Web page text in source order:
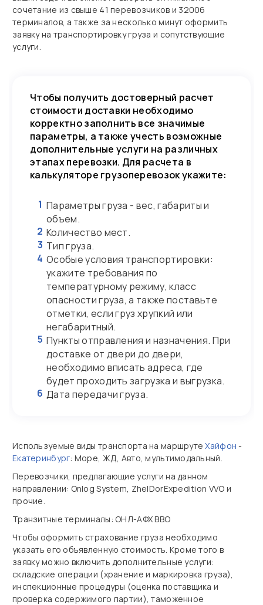
сочетание из свыше 41 перевозчиков и 32006
терминалов, а также за несколько минут оформить
заявку на транспортировку груза и сопутствующие
услуги.
Чтобы получить достоверный расчет
стоимости доставки необходимо
корректно заполнить все значимые
параметры, а также учесть возможные
дополнительные услуги на различных
этапах перевозки. Для расчета в
калькуляторе грузоперевозок укажите:
1 Параметры груза - вес, габариты и
объем.
2 Количество мест.
3 Тип груза.
4 Особые условия транспортировки:
укажите требования по
температурному режиму, класс
опасности груза, а также поставьте
отметки, если груз хрупкий или
негабаритный.
5 Пункты отправления и назначения. При
доставке от двери до двери,
необходимо вписать адреса, где
будет проходить загрузка и выгрузка.
6 Дата передачи груза.
Используемые виды транспорта на маршрутеХайфон -
Екатеринбург: Море, ЖД, Авто, мультимодальный.
Перевозчики, предлагающие услуги на данном
направлении: Onlog System, ZhelDorExpedition VVO и
прочие.
Транзитные терминалы: ОНЛ-АФХ ВВО
Чтобы оформить страхование груза необходимо
указать его объявленную стоимость. Кроме того в
заявку можно включить дополнительные услуги:
складские операции (хранение и маркировка груза),
инспекционные процедуры (оценка поставщика и
проверка содержимого партии), таможенное